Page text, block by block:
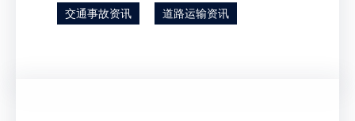
交通事故资讯 道路运输资讯